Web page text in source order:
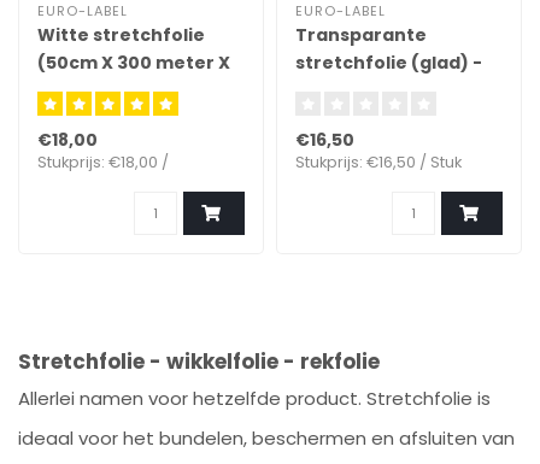
EURO-LABEL
Witte stretchfolie
(50cm X 300 meter X
23µ)
€18,00
Stukprijs: €18,00 /
EURO-LABEL
Transparante
stretchfolie (glad) -
€16,50
Stukprijs: €16,50 / Stuk
Stretchfolie - wikkelfolie - rekfolie
Allerlei namen voor hetzelfde product. Stretchfolie is
ideaal voor het bundelen, beschermen en afsluiten van